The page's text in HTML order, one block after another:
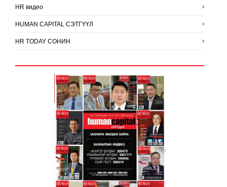
HR видео
HUMAN CAPITAL СЭТГҮҮЛ
HR TODAY СОНИН